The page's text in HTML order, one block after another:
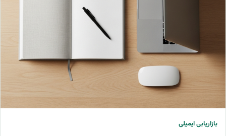
بازاریابی ایمیلی